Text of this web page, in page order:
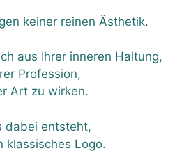
keiner reinen Ästhetik.
aus Ihrer inneren Haltung,
Profession,
Art zu wirken.
dabei entsteht,
klassisches Logo.